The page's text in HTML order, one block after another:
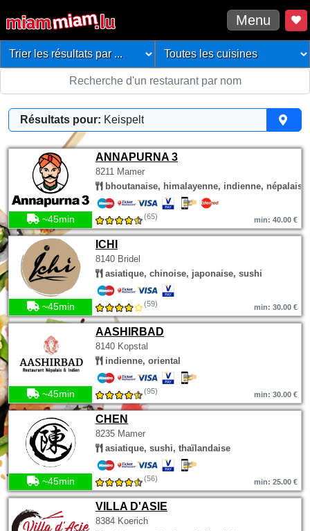
Menu
Résultats pour: Keispelt
ANNAPURNA 3
8211 Mamer
bhoutanaise, himalayenne, indienne, népalaise
~45min (65) min: 40.00 €
ICHI
8140 Bridel
asiatique, chinoise, japonaise, sushi
~45min (59) min: 30.00 €
AASHIRBAD
8140 Kopstal
indienne, oriental
~45min (95) min: 30.00 €
CHEN
8235 Mamer
asiatique, sushi, thaïlandaise
~45min (56) min: 25.00 €
VILLA D'ASIE
8384 Koerich